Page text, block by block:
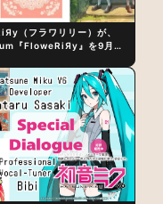
（フラワリリー）が、
『FloweRiЯy』を9月23